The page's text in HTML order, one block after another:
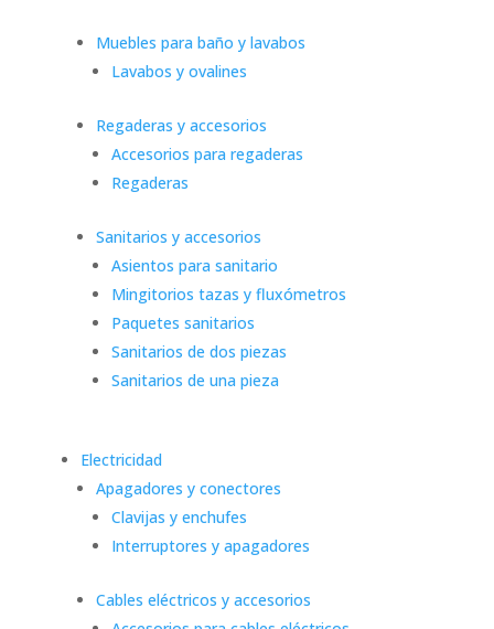
Muebles para baño y lavabos
Lavabos y ovalines
Regaderas y accesorios
Accesorios para regaderas
Regaderas
Sanitarios y accesorios
Asientos para sanitario
Mingitorios tazas y fluxómetros
Paquetes sanitarios
Sanitarios de dos piezas
Sanitarios de una pieza
Electricidad
Apagadores y conectores
Clavijas y enchufes
Interruptores y apagadores
Cables eléctricos y accesorios